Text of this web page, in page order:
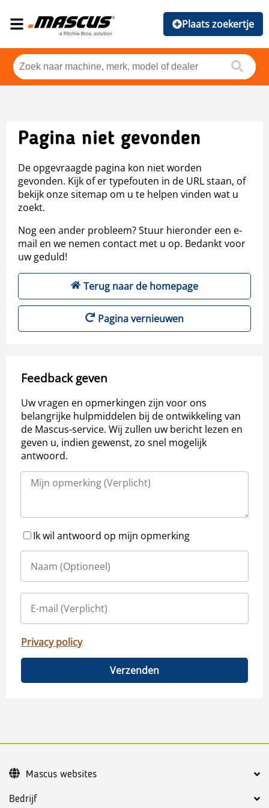
Plaats zoekertje
Pagina niet gevonden
De opgevraagde pagina kon niet worden
gevonden. Kijk of er typefouten in de URL staan, of
bekijk onze sitemap om u te helpen vinden wat u
zoekt.
Nog een ander probleem? Stuur hieronder een e-
mail en we nemen contact met u op. Bedankt voor
uw geduld!
Terug naar de homepage
Pagina vernieuwen
Feedback geven
Uw vragen en opmerkingen zijn voor ons
belangrijke hulpmiddelen bij de ontwikkeling van
de Mascus-service. Wij zullen uw bericht lezen en
geven u, indien gewenst, zo snel mogelijk
antwoord.
Ik wil antwoord op mijn opmerking
Privacy policy
Verzenden
Bedrijf
Mascus websites